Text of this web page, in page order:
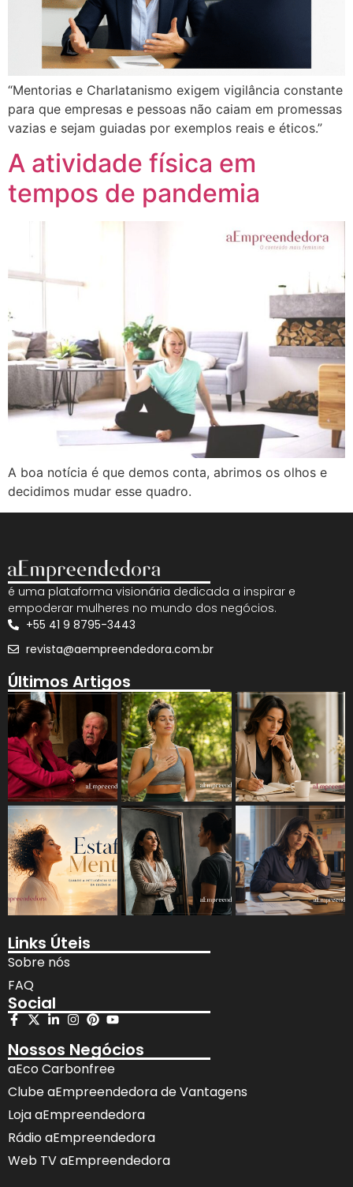
“Mentorias e Charlatanismo exigem vigilância constante
para que empresas e pessoas não caiam em promessas
vazias e sejam guiadas por exemplos reais e éticos.”
A atividade física em
tempos de pandemia
A boa notícia é que demos conta, abrimos os olhos e
decidimos mudar esse quadro.
é uma plataforma visionária dedicada a inspirar e
empoderar mulheres no mundo dos negócios.
+55 41 9 8795-3443
revista@aempreendedora.com.br
Últimos Artigos
Links Úteis
Sobre nós
FAQ
Social
Nossos Negócios
aEco Carbonfree
Clube aEmpreendedora de Vantagens
Loja aEmpreendedora
Rádio aEmpreendedora
Web TV aEmpreendedora